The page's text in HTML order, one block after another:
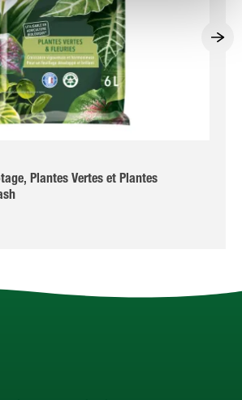
Plantes Vertes et Plantes